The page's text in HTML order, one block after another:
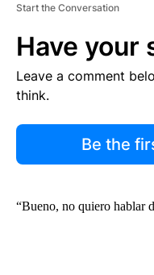
Start the Conversation
Have your
Leave a comment
think.
Be the
“Bueno, no quiero hablar